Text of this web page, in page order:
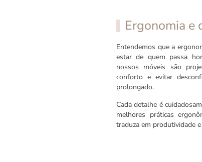
Ergonomia e
Entendemos que a
estar de quem passa
nossos móveis são
conforto e evitar
prolongado.
Cada detalhe é
melhores práticas
traduza em produtividade